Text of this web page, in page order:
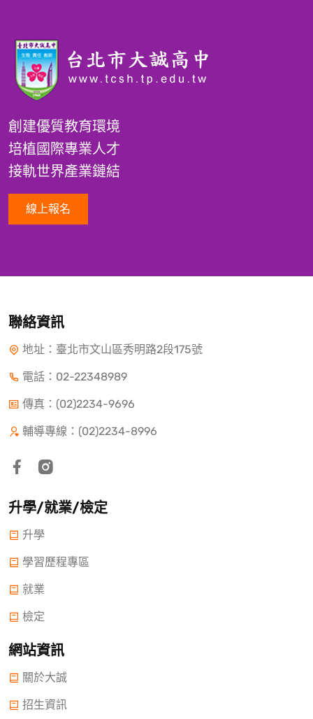
創建優質教育環境
培植國際專業人才
接軌世界產業鏈結
線上報名
聯絡資訊
地址：臺北市文山區秀明路2段175號
電話： 02-22348989
傳真：(02)2234-9696
輔導專線：(02)2234-8996
升學/就業/檢定
升學
學習歷程專區
就業
檢定
網站資訊
關於大誠
招生資訊